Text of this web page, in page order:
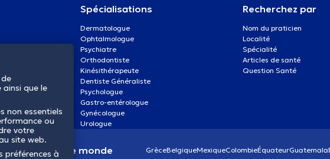
Spécialisations
Dermatologue
Ophtalmologue
Psychiatre
Orthodontiste
Kinésithérapeute
Dentiste Généraliste
Psychologue
Gastro-entérologue
Gynécologue
Urologue
Recherchez par
Nom du praticien
Localité
Spécialité
Articles de santé
Question Santé
santé dans le monde GrèceBelgiqueMexiqueColombieÉquateurGuatemala
ainsi que le
non essentiels
ou
votre
site web.
préférences à